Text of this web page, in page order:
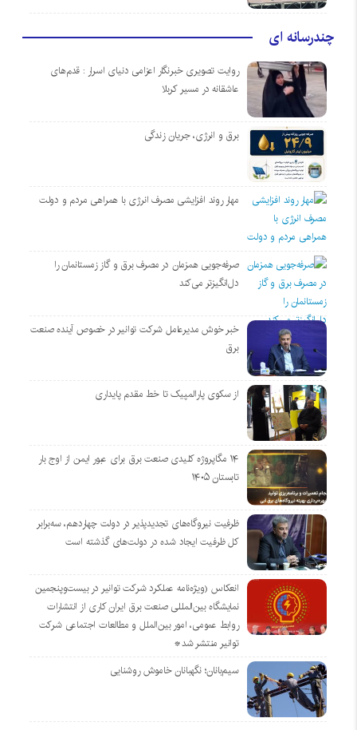
چندرسانه ای
روایت تصویری خبرنگار اعزامی دنیای اسرار : قدم‌های
عاشقانه در مسیر کربلا
برق و انرژی، جریان زندگی
مهار روند افزایشی مصرف انرژی با همراهی مردم و دولت
صرفه‌جویی همزمان در مصرف برق و گاز زمستانمان را
دل‌انگیزتر می‌کند
خبر خوش مدیرعامل شرکت توانیر در خصوص آینده صنعت
برق
از سکوی پارالمپیک تا خط مقدم پایداری
۱۴ مگاپروژه‌ کلیدی صنعت برق برای عبور ایمن از اوج بار
تابستان ۱۴۰۵
ظرفیت نیروگاه‌های تجدیدپذیر در دولت چهاردهم، سه‌برابر
کل ظرفیت ایجاد شده در دولت‌های گذشته است
انعکاس (ویژه‌نامه عملکرد شرکت توانیر در بیست‌وپنجمین
نمایشگاه بین‌المللی صنعت برق ایران کاری از انتشارات
روابط عمومی، امور بین‌الملل و مطالعات اجتماعی شرکت
توانیر منتشر شد*
سیم‌بانان؛ نگهبانان خاموش روشنایی